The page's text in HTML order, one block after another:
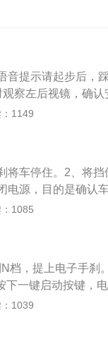
音提示请起步后，
察左后视镜，确
科目三考试的注意
到底。4、通过人行
察。5、挡位和车
松心态，平稳驾驶
1149
车停住。2、将挡
电源，目的是确认
，将挡位从N挡拉
1、行驶时挡位的切
，如果自动挡车停
溜坡，因此应该配
动变速箱内的液压
将损害自动变速箱
1085
档，提上电子手刹
一键启动按键，
前车辆要安全平稳
指向性产生偏差；
1039